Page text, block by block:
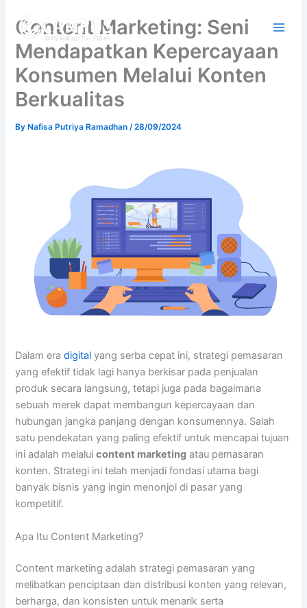
content
Content Marketing: Seni
Mendapatkan Kepercayaan
Konsumen Melalui Konten
Berkualitas
ByNafisa Putriya Ramadhan/28/09/2024
Dalam eradigitalyang serba cepat ini, strategi pemasaran
yang efektif tidak lagi hanya berkisar pada penjualan
produk secara langsung, tetapi juga pada bagaimana
sebuah merek dapat membangun kepercayaan dan
hubungan jangka panjang dengan konsumennya. Salah
satu pendekatan yang paling efektif untuk mencapai tujuan
ini adalah melaluicontent marketing atau pemasaran
konten. Strategi ini telah menjadi fondasi utama bagi
banyak bisnis yang ingin menonjol di pasar yang
kompetitif.
Apa Itu Content Marketing?
Content marketing adalah strategi pemasaran yang
melibatkan penciptaan dan distribusi konten yang relevan,
berharga, dan konsisten untuk menarik serta